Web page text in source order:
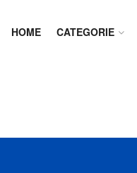
HOME CATEGORIE